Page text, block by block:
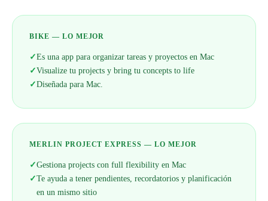
BIKE — LO MEJOR
✓Es una app para organizar tareas y proyectos en Mac
✓Visualize tu projects y bring tu concepts to life
✓Diseñada para Mac.
MERLIN PROJECT EXPRESS — LO MEJOR
✓Gestiona projects con full flexibility en Mac
✓Te ayuda a tener pendientes, recordatorios y planificación
en un mismo sitio